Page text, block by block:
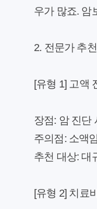
우가 많죠. 암
2. 전문가 추
[유형 1] 고액
장점: 암 진단
주의점:소액
추천 대상: 대
[유형 2] 치료